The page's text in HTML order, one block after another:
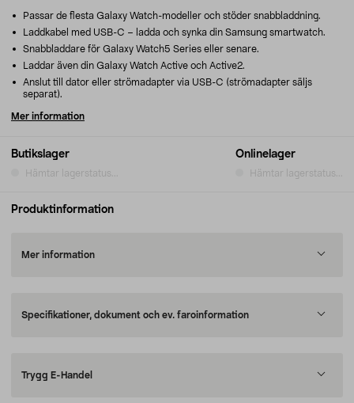
Butikslager
Hämtar lagerstatus...
Onlinelager
Hämtar lagerstatus...
Passar de flesta Galaxy Watch-modeller och stöder snabbladdning.
Laddkabel med USB-C – ladda och synka din Samsung smartwatch.
Snabbladdare för Galaxy Watch5 Series eller senare.
Laddar även din Galaxy Watch Active och Active2.
Anslut till dator eller strömadapter via USB-C (strömadapter säljs
separat).
Mer information
Produktinformation
Mer information
Specifikationer, dokument och ev. faroinformation
Trygg E-Handel